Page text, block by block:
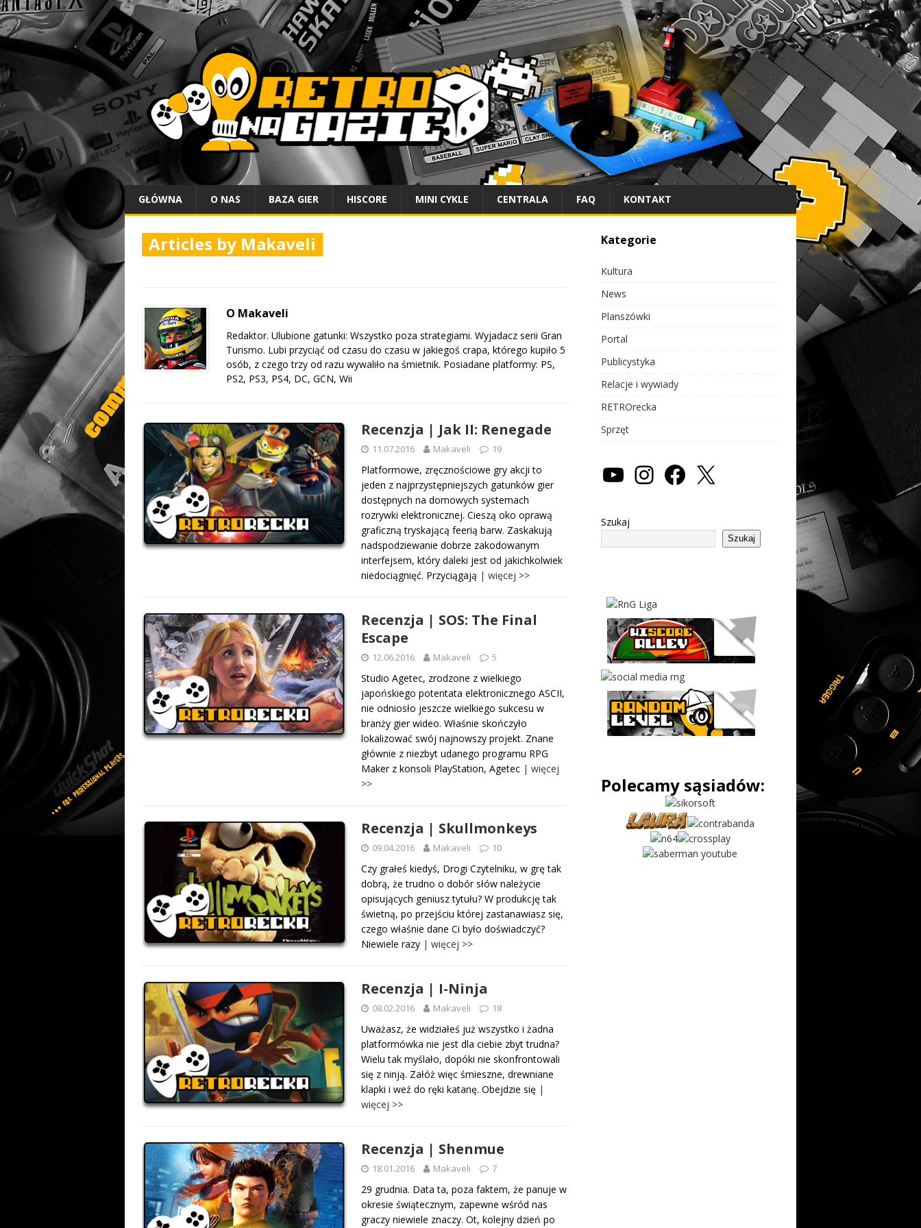
GŁÓWNA O NAS BAZA GIER HISCORE MINI CYKLE CENTRALA FAQ KONTAKT
Articles by Makaveli
O Makaveli
Redaktor. Ulubione gatunki: Wszystko poza strategiami. Wyjadacz serii Gran
Turismo. Lubi przyciąć od czasu do czasu w jakiegoś crapa, którego kupiło 5
osób, z czego trzy od razu wywaliło na śmietnik. Posiadane platformy: PS,
PS2, PS3, PS4, DC, GCN, Wii
Recenzja | Jak II: Renegade
11.07.2016 Makaveli 19
Platformowe, zręcznościowe gry akcji to
jeden z najprzystępniejszych gatunków gier
dostępnych na domowych systemach
rozrywki elektronicznej. Cieszą oko oprawą
graficzną tryskającą feerią barw. Zaskakują
nadspodziewanie dobrze zakodowanym
interfejsem, który daleki jest od jakichkolwiek
niedociągnięć. Przyciągają | więcej >>
Recenzja | SOS: The Final
Escape
12.06.2016 Makaveli 5
Studio Agetec, zrodzone z wielkiego
japońskiego potentata elektronicznego ASCII,
nie odniosło jeszcze wielkiego sukcesu w
branży gier wideo. Właśnie skończyło
lokalizować swój najnowszy projekt. Znane
głównie z niezbyt udanego programu RPG
Maker z konsoli PlayStation, Agetec | więcej
>>
Recenzja | Skullmonkeys
09.04.2016 Makaveli 10
Czy grałeś kiedyś, Drogi Czytelniku, w grę tak
dobrą, że trudno o dobór słów należycie
opisujących geniusz tytułu? W produkcję tak
świetną, po przejściu której zastanawiasz się,
czego właśnie dane Ci było doświadczyć?
Niewiele razy | więcej >>
Recenzja | I-Ninja
08.02.2016 Makaveli 18
Uważasz, że widziałeś już wszystko i żadna
platformówka nie jest dla ciebie zbyt trudna?
Wielu tak myślało, dopóki nie skonfrontowali
się z ninją. Załóż więc śmieszne, drewniane
klapki i weź do ręki katanę. Obejdzie się |
więcej >>
Recenzja | Shenmue
18.01.2016 Makaveli 7
29 grudnia. Data ta, poza faktem, że panuje w
okresie świątecznym, zapewne wśród nas
graczy niewiele znaczy. Ot, kolejny dzień po
Kategorie
Kultura
News
Planszówki
Portal
Publicystyka
Relacje i wywiady
RETROrecka
Sprzęt
Szukaj
Szukaj
Polecamy sąsiadów: